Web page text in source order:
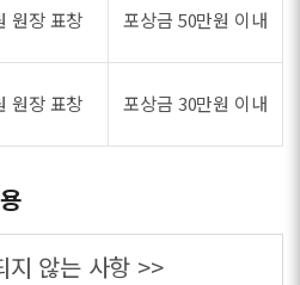
원장 표창 포상금 50만원 이내
원장 표창 포상금 30만원 이내
지 않는 사항 >>